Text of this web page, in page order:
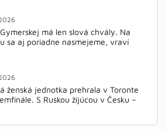
má len slová chvály. Na
sa aj poriadne nasmejeme, vraví
ženská jednotka prehrala v Toronte
S Ruskou žijúcou v Česku –